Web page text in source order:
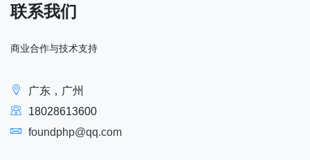
联系我们
商业合作与技术支持
广东，广州
18028613600
foundphp@qq.com